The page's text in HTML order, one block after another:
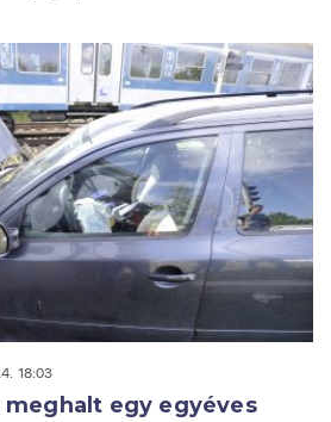
18:03
egy egyéves